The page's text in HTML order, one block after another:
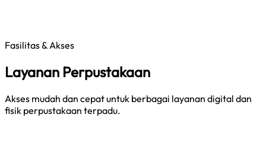
Fasilitas & Akses
Layanan Perpustakaan
Akses mudah dan cepat untuk berbagai layanan digital dan
fisik perpustakaan terpadu.